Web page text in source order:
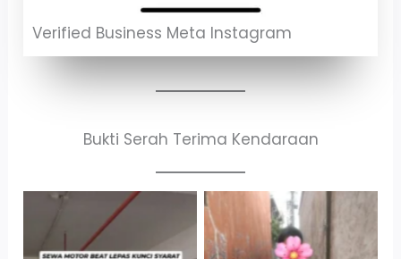
Verified Business Meta Instagram
Bukti Serah Terima Kendaraan